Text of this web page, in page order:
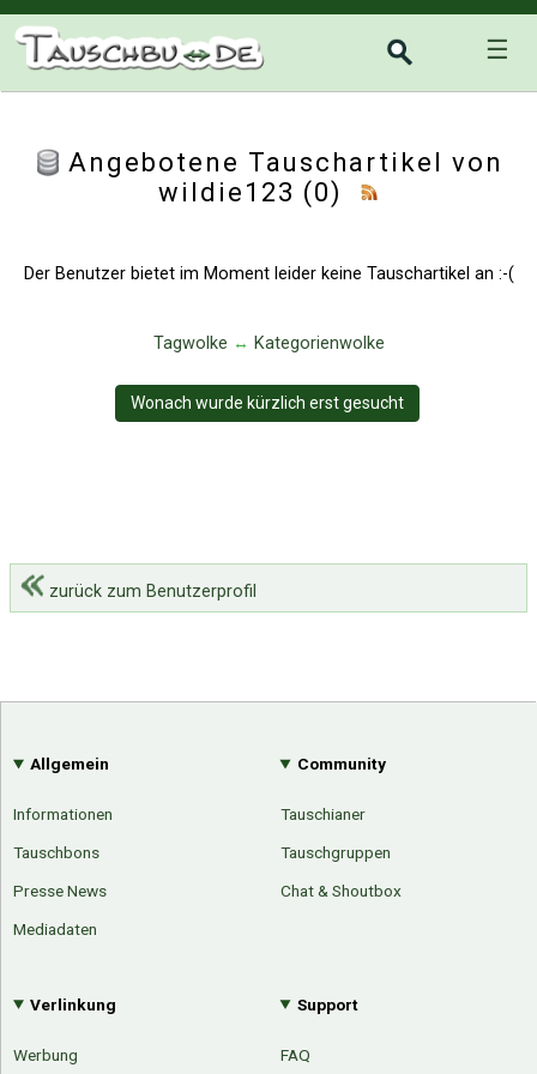
☰
Angebotene Tauschartikel von
wildie123 (0)
Der Benutzer bietet im Moment leider keine Tauschartikel an :-(
Tagwolke ↔ Kategorienwolke
Wonach wurde kürzlich erst gesucht
zurück zum Benutzerprofil
Allgemein
Informationen
Tauschbons
Presse News
Mediadaten
Community
Tauschianer
Tauschgruppen
Chat & Shoutbox
Verlinkung
Werbung
Support
FAQ